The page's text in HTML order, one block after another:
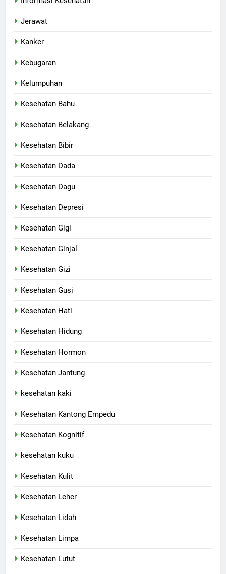
Jerawat
Kanker
Kebugaran
Kelumpuhan
Kesehatan Bahu
Kesehatan Belakang
Kesehatan Bibir
Kesehatan Dada
Kesehatan Dagu
Kesehatan Depresi
Kesehatan Gigi
Kesehatan Ginjal
Kesehatan Gizi
Kesehatan Gusi
Kesehatan Hati
Kesehatan Hidung
Kesehatan Hormon
Kesehatan Jantung
kesehatan kaki
Kesehatan Kantong Empedu
Kesehatan Kognitif
kesehatan kuku
Kesehatan Kulit
Kesehatan Leher
Kesehatan Lidah
Kesehatan Limpa
Kesehatan Lutut